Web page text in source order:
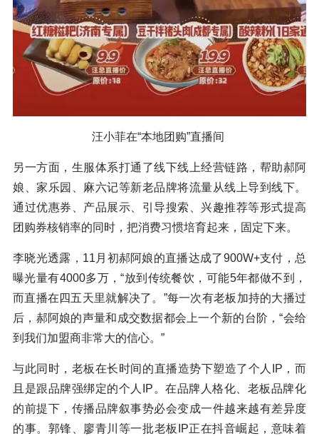
汪小菲在“本地团购”直播间
另一方面，生服体系打通了线下线上经营链路，帮助郝阿
娘、家乐园、麻六记等新老品牌将流量从线上导到线下。
通过优惠券、产品展示、引导搜索、兴趣推荐等形式提高
团购券核销率的同时，把消费习惯培育起来，固定下来。
李晓光透露，11月初郝阿娘的直播达成了900W+支付，总
曝光量有4000多万，“放到传统餐饮，可能5年都做不到，
而直播在四五天里就解决了。”每一次有老板加持的大播过
后，郝阿娘的声量和成交数据都会上一个新的台阶，“会给
到我们加盟商非常大的信心。”
与此同时，老板在长时间的直播造势下塑造了个人IP，而
且是跟品牌强绑定的个人IP。在品牌人格化、老板品牌化
的前提下，传播品牌叙事势必会变成一件越来越有差异度
的事。郭锋、廖青川等一批老板IP正在抖音崛起，意味着